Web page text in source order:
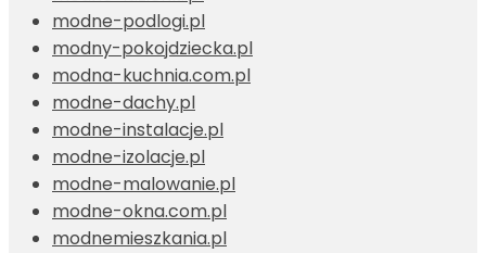
modne-podlogi.pl
modny-pokojdziecka.pl
modna-kuchnia.com.pl
modne-dachy.pl
modne-instalacje.pl
modne-izolacje.pl
modne-malowanie.pl
modne-okna.com.pl
modnemieszkania.pl